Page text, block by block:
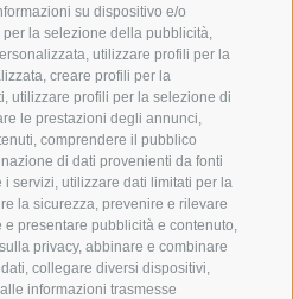
su dispositivo e/o
la selezione della pubblicità,
utilizzare profili per la
creare profili per la
utilizzare profili per la selezione di
le prestazioni degli annunci,
comprendere il pubblico
di dati provenienti da fonti
servizi, utilizzare dati limitati per la
la sicurezza, prevenire e rilevare
presentare pubblicità e contenuto,
privacy, abbinare e combinare
collegare diversi dispositivi,
informazioni trasmesse
DELLO STELVIO
DEL SITO | COOKIE POLICY | PRIVACY